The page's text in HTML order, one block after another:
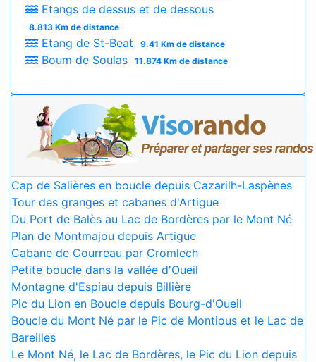
Etangs de dessus et de dessous
8.813 Km de distance
Etang de St-Beat 9.41 Km de distance
Boum de Soulas 11.874 Km de distance
Cap de Salières en boucle depuis Cazarilh-Laspènes
Tour des granges et cabanes d'Artigue
Du Port de Balès au Lac de Bordères par le Mont Né
Plan de Montmajou depuis Artigue
Cabane de Courreau par Cromlech
Petite boucle dans la vallée d'Oueil
Montagne d'Espiau depuis Billière
Pic du Lion en Boucle depuis Bourg-d'Oueil
Boucle du Mont Né par le Pic de Montious et le Lac de
Bareilles
Le Mont Né, le Lac de Bordères, le Pic du Lion depuis